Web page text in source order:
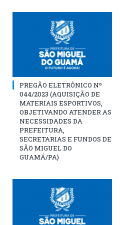
PREGÃO ELETRÔNICO Nº
044/2023 (AQUISIÇÃO DE
MATERIAIS ESPORTIVOS,
OBJETIVANDO ATENDER AS
NECESSIDADES DA
PREFEITURA,
SECRETARIAS E FUNDOS DE
SÃO MIGUEL DO
GUAMÁ/PA)